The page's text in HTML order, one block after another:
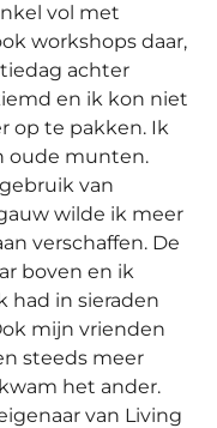
vol met
workshops daar,
achter
en ik kon niet
op te pakken. Ik
oude munten.
van
wilde ik meer
verschaffen. De
boven en ik
had in sieraden
mijn vrienden
steeds meer
het ander.
van Living